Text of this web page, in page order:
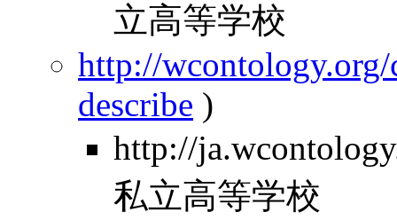
立高等学校
http://
describe )
http://
私立高等学校